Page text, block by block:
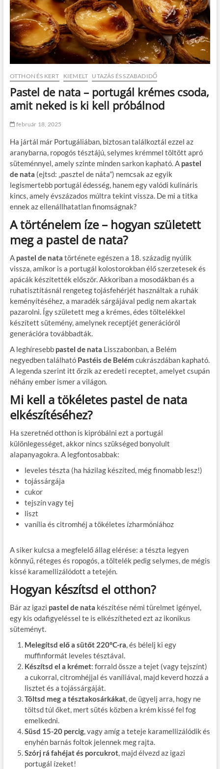
OTTHON ÉS KERT KIEMELT UTAZÁS ÉS SZABADIDŐ
Pastel de nata – portugál krémes csoda,
amit neked is ki kell próbálnod
február 18, 2025
Ha jártál már Portugáliában, biztosan találkoztál ezzel az
aranybarna, ropogós tésztájú, selymes krémmel töltött apró
süteménnyel, amely szinte minden sarkon kapható. A pastel
de nata (ejtsd: „pasztel de náta”) nemcsak az egyik
legismertebb portugál édesség, hanem egy valódi kulináris
kincs, amely évszázados múltra tekint vissza. De mi a titka
ennek az ellenállhatatlan finomságnak?
A történelem íze – hogyan született
meg a pastel de nata?
A pastel de nata története egészen a 18. századig nyúlik
vissza, amikor is a portugál kolostorokban élő szerzetesek és
apácák készítették először. Akkoriban a mosodákban és a
ruhatisztításnál rengeteg tojásfehérjét használtak a ruhák
keményítéséhez, a maradék sárgájával pedig nem akartak
pazarolni. Így született meg a krémes, édes töltelékkel
készített sütemény, amelynek receptjét generációról
generációra továbbadták.
A leghíresebb pastel de nata Lisszabonban, a Belém
negyedben található Pastéis de Belém cukrászdában kapható.
A legenda szerint itt őrzik az eredeti receptet, amelyet csupán
néhány ember ismer a világon.
Mi kell a tökéletes pastel de nata
elkészítéséhez?
Ha szeretnéd otthon is kipróbálni ezt a portugál
különlegességet, akkor nincs szükséged bonyolult
alapanyagokra. A legfontosabbak:
leveles tészta (ha házilag készíted, még finomabb lesz!)
tojássárgája
cukor
tejszín vagy tej
liszt
vanília és citromhéj a tökéletes ízharmóniához
A siker kulcsa a megfelelő állag elérése: a tészta legyen
könnyű, réteges és ropogós, a töltelék pedig selymes, de mégis
kissé karamellizálódott a tetején.
Hogyan készítsd el otthon?
Bár az igazi pastel de nata készítése némi türelmet igényel,
egy kis odafigyeléssel te is elkészítheted ezt az ikonikus
süteményt.
Melegítsd elő a sütőt 220°C-ra, és bélelj ki egy
muffinformát leveles tésztával.
Készítsd el a krémet: forrald össze a tejet (vagy tejszínt)
a cukorral, citromhéjjal és vaníliával, majd keverd hozzá a
lisztet és a tojássárgáját.
Töltsd meg a tésztakosárkákat, de ügyelj arra, hogy ne
töltsd túl őket, mert sütés közben a krém kissé fel fog
emelkedni.
Süsd 15-20 percig, vagy amíg a teteje karamellizálódik és
enyhén barnás foltok jelennek meg rajta.
Szórj rá fahéjat és porcukrot, majd élvezd az igazi
portugál ízeket!